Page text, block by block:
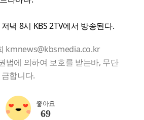
녁 8시 KBS 2TV에서 방송된다.
kmnews@kbsmedia.co.kr
법에 의하여 보호를 받는바, 무단
합니다.
좋아요
69